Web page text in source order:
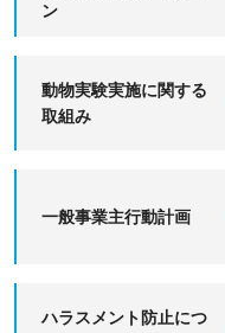
ン
動物実験実施に関する
取組み
一般事業主行動計画
ハラスメント防止につ